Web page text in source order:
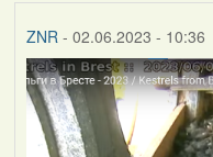
ZNR- 02.06.2023 - 10:36